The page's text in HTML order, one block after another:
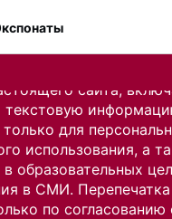
сайта,
текстовую
для
использования, а
образовательных
в СМИ.
по согласованию